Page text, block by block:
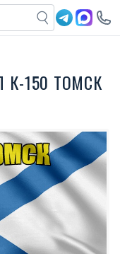
150 ТОМСК